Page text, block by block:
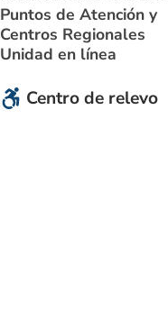
Puntos de Atención y
Centros Regionales
Unidad en línea
Centro de relevo